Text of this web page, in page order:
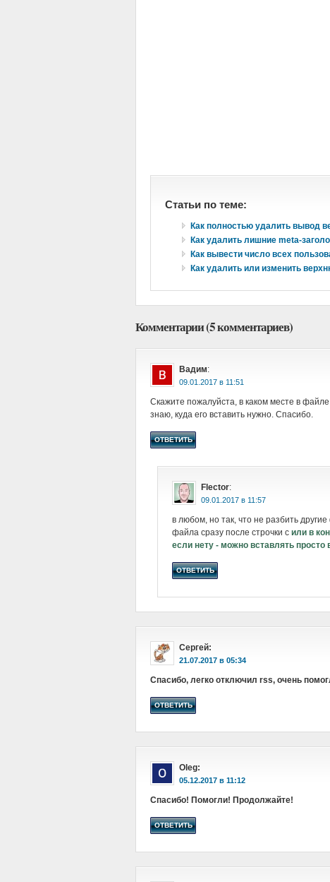
Статьи по теме:
Как полностью удалить вывод
Как удалить лишние meta-
Как вывести число всех
Как удалить или изменить
Комментарии (5 комментариев)
Вадим:
в
Скажите пожалуйста, в каком месте в
знаю, куда его вставить нужно. Спасибо.
ОТВЕТИТЬ
Flector:
в
в любом, но так, что не разбить
файла сразу после строчки с или в
если нету - можно вставлять
ОТВЕТИТЬ
Сергей:
в
Спасибо, легко отключил rss, очень
ОТВЕТИТЬ
Oleg:
в
Спасибо! Помогли! Продолжайте!
ОТВЕТИТЬ